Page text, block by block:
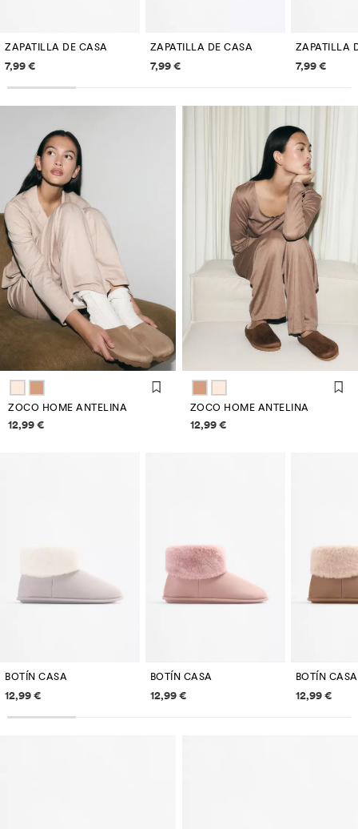
ZAPATILLA DE CASA
Información de prezos
7,99 €
ZAPATILLA DE CASA
Información de prezos
7,99 €
ZAPATILLA
7,99 €
ZOCO HOME ANTELINA
Información de prezos
12,99 €
ZOCO HOME ANTELINA
Información de prezos
12,99 €
BOTÍN CASA
Información de prezos
12,99 €
BOTÍN CASA
Información de prezos
12,99 €
BOTÍN CASA
12,99 €